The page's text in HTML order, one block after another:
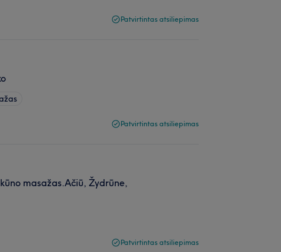
Patvirtintas atsiliepimas
Patvirtintas atsiliepimas
masažas.Ačiū, Žydrūne,
Patvirtintas atsiliepimas